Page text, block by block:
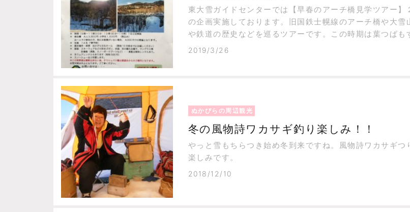
東大雪ガイドセンターでは【早春のアーチ橋見学ツアー】
の企画実施しております。旧国鉄士幌線のアーチ橋や大雪
や鉄道の歴史などを巡るツアーです。この時期は葉つぱも
さえ切るものもないのでおおむね全景を見ることができま
2019/3/26
ぬかびらの周辺観光
冬の風物詩ワカサギ釣り楽しみ！！
やっと雪もちらつき始め冬到来ですね。風物詩ワカサギつ
楽しみです。
2018/12/10